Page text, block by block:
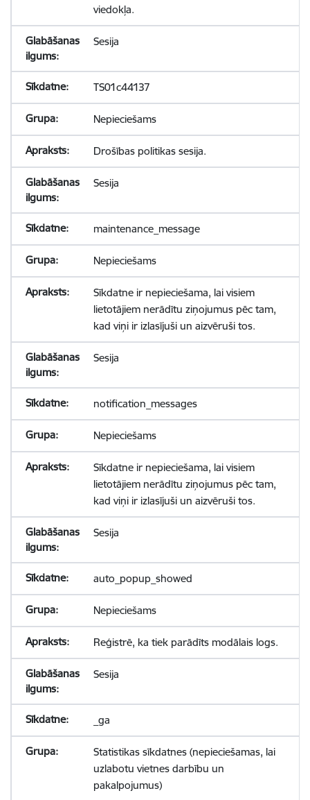
viedokļa.
Sesija
TS01c44137
Nepieciešams
Drošības politikas sesija.
Sesija
maintenance_message
Nepieciešams
Sīkdatne ir nepieciešama, lai visiem
lietotājiem nerādītu ziņojumus pēc tam,
kad viņi ir izlasījuši un aizvēruši tos.
Sesija
notification_messages
Nepieciešams
Sīkdatne ir nepieciešama, lai visiem
lietotājiem nerādītu ziņojumus pēc tam,
kad viņi ir izlasījuši un aizvēruši tos.
Sesija
auto_popup_showed
Nepieciešams
Reģistrē, ka tiek parādīts modālais logs.
Sesija
_ga
Statistikas sīkdatnes (nepieciešamas, lai
uzlabotu vietnes darbību un
pakalpojumus)